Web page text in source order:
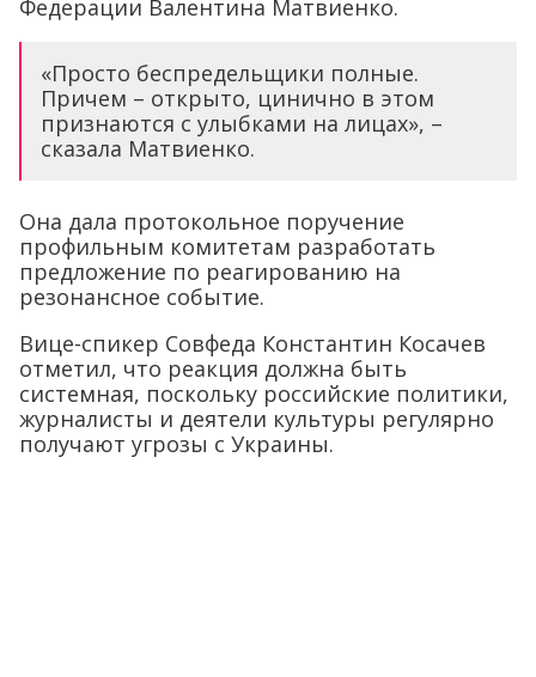
Федерации Валентина Матвиенко.
«Просто беспредельщики полные.
Причем – открыто, цинично в этом
признаются с улыбками на лицах», –
сказала Матвиенко.
Она дала протокольное поручение
профильным комитетам разработать
предложение по реагированию на
резонансное событие.
Вице-спикер Совфеда Константин Косачев
отметил, что реакция должна быть
системная, поскольку российские политики,
журналисты и деятели культуры регулярно
получают угрозы с Украины.